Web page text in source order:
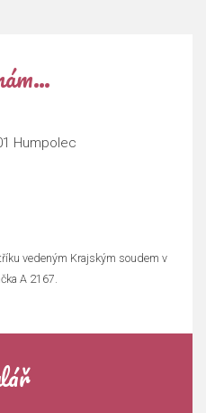
Humpolec
vedeným Krajským soudem v
A 2167.